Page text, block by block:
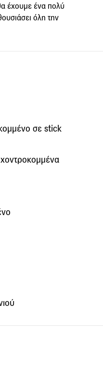
σε stick
έχουμε ένα πολύ
όλη την